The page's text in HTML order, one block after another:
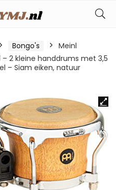
Bongo's
Meinl
– 2 kleine handdrums met 3,5
– Siam eiken, natuur